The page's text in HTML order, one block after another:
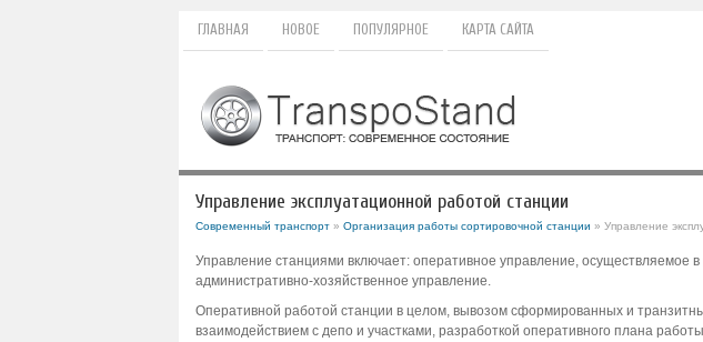
ГЛАВНАЯ НОВОЕ ПОПУЛЯРНОЕ КАРТА САЙТА
Управление эксплуатационной работой станции
Современный транспорт» Организация работы сортировочной станции » Управление
Управление станциями включает: оперативное управление, осуществляемое
административно-хозяйственное управление.
Оперативной работой станции в целом, вывозом сформированных и
взаимодействием с депо и участками, разработкой оперативного плана